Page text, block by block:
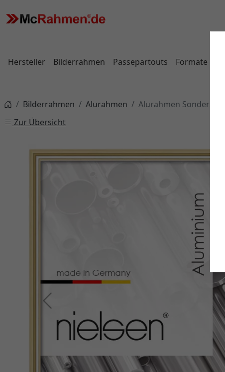
Hersteller Bilderrahmen Passepartouts Formate
Bilderrahmen Alurahmen
Alurahmen
Zur Übersicht
Zurück